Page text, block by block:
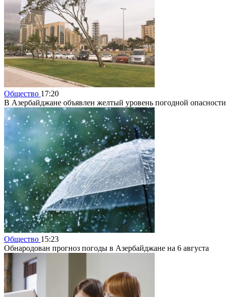
Общество 17:20
В Азербайджане объявлен желтый уровень погодной опасности
Общество 15:23
Обнародован прогноз погоды в Азербайджане на 6 августа